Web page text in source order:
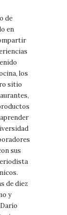
de
en
los
sitio
sus
de diez
y